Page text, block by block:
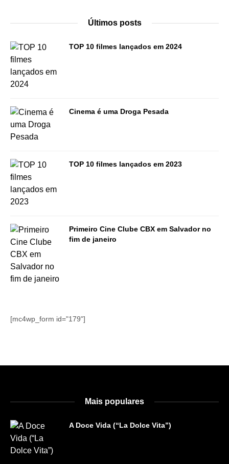
Últimos posts
TOP 10 filmes lançados em 2024
Cinema é uma Droga Pesada
TOP 10 filmes lançados em 2023
Primeiro Cine Clube CBX em Salvador no
fim de janeiro
[mc4wp_form id="179"]
Mais populares
A Doce Vida (“La Dolce Vita”)